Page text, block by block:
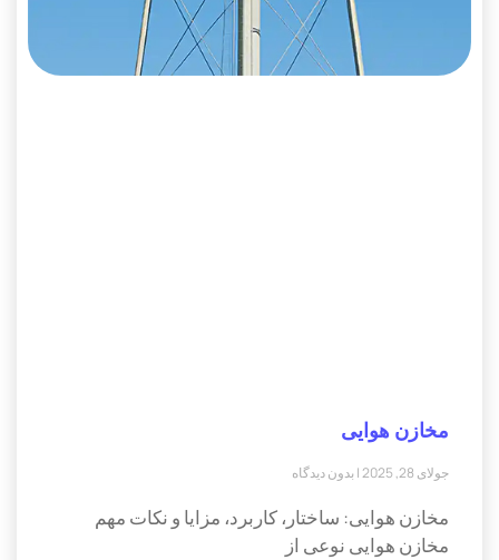
مخازن هوایی
جولای 28, 2025 بدون دیدگاه
مخازن هوایی: ساختار، کاربرد، مزایا و نکات مهم
مخازن هوایی نوعی از